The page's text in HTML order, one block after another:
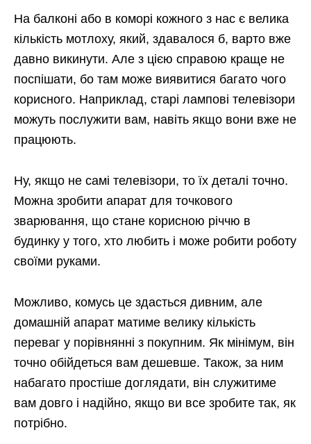
На балконі або в коморі кожного з нас є велика
кількість мотлоху, який, здавалося б, варто вже
давно викинути. Але з цією справою краще не
поспішати, бо там може виявитися багато чого
корисного. Наприклад, старі лампові телевізори
можуть послужити вам, навіть якщо вони вже не
працюють.
Ну, якщо не самі телевізори, то їх деталі точно.
Можна зробити апарат для точкового
зварювання, що стане корисною річчю в
будинку у того, хто любить і може робити роботу
своїми руками.
Можливо, комусь це здасться дивним, але
домашній апарат матиме велику кількість
переваг у порівнянні з покупним. Як мінімум, він
точно обійдеться вам дешевше. Також, за ним
набагато простіше доглядати, він служитиме
вам довго і надійно, якщо ви все зробите так, як
потрібно.